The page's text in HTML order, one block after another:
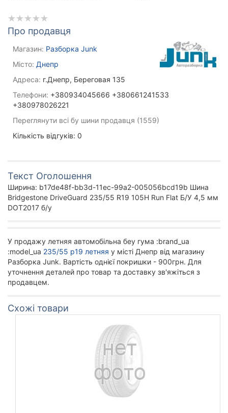
Про продавця
Магазин: Разборка Junk
Місто: Днепр
Адреса: г.Днепр, Береговая 135
Телефони: +380934045666 +380661241533
+380978026221
Переглянути всі бу шини продавця (1559)
Кількість відгуків: 0
Текст Оголошення
Ширина: b17de48f-bb3d-11ec-99a2-005056bcd19b Шина
Bridgestone DriveGuard 235/55 R19 105H Run Flat Б/У 4,5 мм
DOT2017 б/у
У продажу летняя автомобільна беу гума :brand_ua
:model_ua 235/55 р19 летняя у місті Днепр від магазину
Разборка Junk. Вартість однієї покришки - 900грн. Для
уточнення деталей про товар та доставку зв'яжіться з
продавцем.
Схожі товари